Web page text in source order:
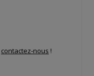
contactez-nous !